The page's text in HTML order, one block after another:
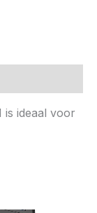
is ideaal voor